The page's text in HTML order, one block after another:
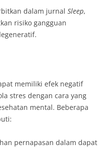
dalam jurnal Sleep,
risiko gangguan
memiliki efek negatif
stres dengan cara yang
mental. Beberapa
pernapasan dalam dapat